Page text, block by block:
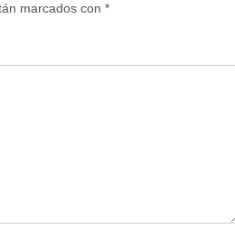
marcados con *